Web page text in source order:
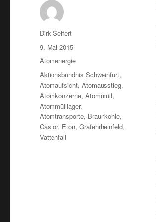
Autor
Dirk Seifert
Veröffentlicht
am
9. Mai 2015
Kategorien
Atomenergie
Schlagwörter
Aktionsbündnis Schweinfurt,
Atomaufsicht,Atomausstieg,
Atomkonzerne,Atommüll,
Atommülllager,
Atomtransporte, Braunkohle,
Castor, E.on,Grafenrheinfeld,
Vattenfall